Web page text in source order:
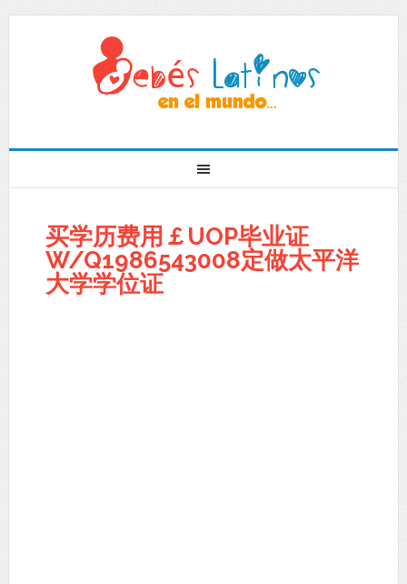
买学历费用￡UOP毕业证
W/Q1986543008定做太平洋
大学学位证